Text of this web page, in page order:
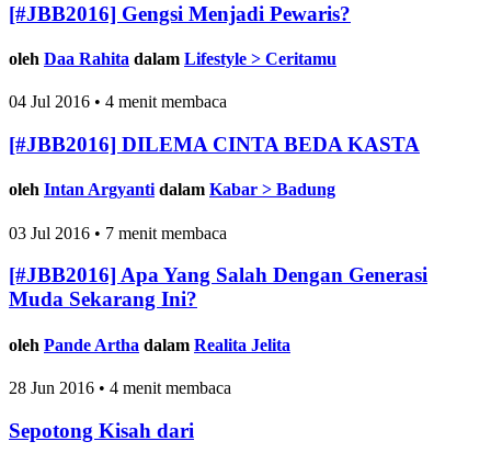
[#JBB2016] Gengsi Menjadi Pewaris?
oleh Daa Rahita dalam Lifestyle > Ceritamu
04 Jul 2016 • 4 menit membaca
[#JBB2016] DILEMA CINTA BEDA KASTA
oleh Intan Argyanti dalam Kabar > Badung
03 Jul 2016 • 7 menit membaca
[#JBB2016] Apa Yang Salah Dengan Generasi
Muda Sekarang Ini?
oleh Pande Artha dalam Realita Jelita
28 Jun 2016 • 4 menit membaca
Sepotong Kisah dari